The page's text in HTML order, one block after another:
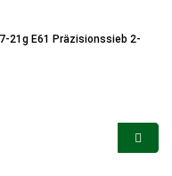
21g E61 Präzisionssieb 2-